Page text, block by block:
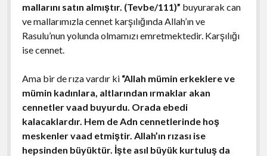
mallarını satın almıştır. (Tevbe/111)” buyurarak can
ve mallarımızla cennet karşılığında Allah’ın ve
Rasulu’nun yolunda olmamızı emretmektedir. Karşılığı
ise cennet.
Ama bir de rıza vardır ki “Allah mümin erkeklere ve
mümin kadınlara, altlarından ırmaklar akan
cennetler vaad buyurdu. Orada ebedi
kalacaklardır. Hem de Adn cennetlerinde hoş
meskenler vaad etmiştir. Allah’ın rızası ise
hepsinden büyüktür. İşte asıl büyük kurtuluş da